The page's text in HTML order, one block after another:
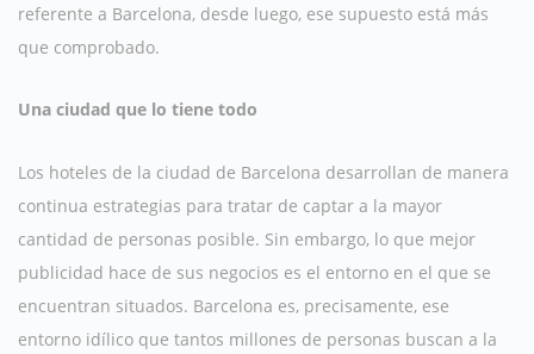
referente a Barcelona, desde luego, ese supuesto está más
que comprobado.
Una ciudad que lo tiene todo
Los hoteles de la ciudad de Barcelona desarrollan de manera
continua estrategias para tratar de captar a la mayor
cantidad de personas posible. Sin embargo, lo que mejor
publicidad hace de sus negocios es el entorno en el que se
encuentran situados. Barcelona es, precisamente, ese
entorno idílico que tantos millones de personas buscan a la